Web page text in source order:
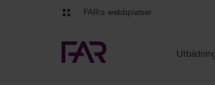
Gå till navigation FAR:s webbplatser